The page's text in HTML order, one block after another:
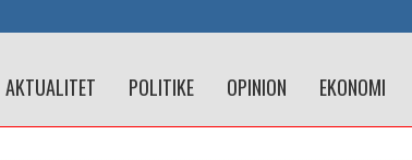
AKTUALITET POLITIKE OPINION EKONOMI